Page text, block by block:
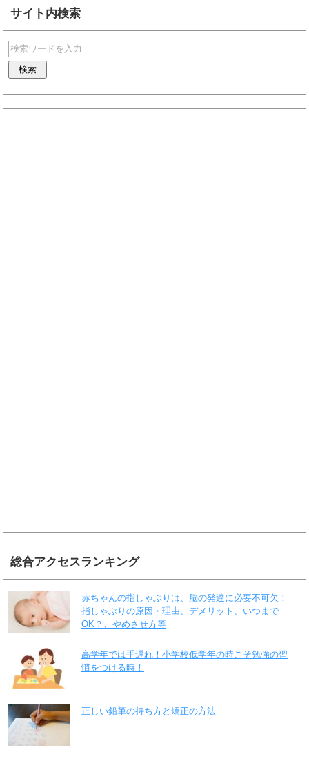
サイト内検索
総合アクセスランキング
赤ちゃんの指しゃぶりは、脳の発達に必要不可欠！
指しゃぶりの原因・理由、デメリット、いつまで
OK？、やめさせ方等
高学年では手遅れ！小学校低学年の時こそ勉強の習
慣をつける時！
正しい鉛筆の持ち方と矯正の方法